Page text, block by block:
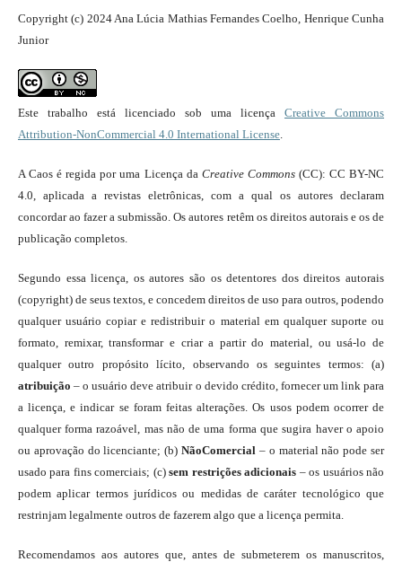
Copyright (c) 2024 Ana Lúcia Mathias Fernandes Coelho, Henrique Cunha
Junior
Este trabalho está licenciado sob uma licençaCreative Commons
Attribution-NonCommercial 4.0 International License.
A Caos é regida por uma Licença da Creative Commons(CC): CC BY-NC
4.0, aplicada a revistas eletrônicas, com a qual os autores declaram
concordar ao fazer a submissão. Os autores retêm os direitos autorais e os de
publicação completos.
Segundo essa licença, os autores são os detentores dos direitos autorais
(copyright) de seus textos, e concedem direitos de uso para outros, podendo
qualquer usuário copiar e redistribuir o material em qualquer suporte ou
formato, remixar, transformar e criar a partir do material, ou usá-lo de
qualquer outro propósito lícito, observando os seguintes termos: (a)
atribuição – o usuário deve atribuir o devido crédito, fornecer um link para
a licença, e indicar se foram feitas alterações. Os usos podem ocorrer de
qualquer forma razoável, mas não de uma forma que sugira haver o apoio
ou aprovação do licenciante; (b)NãoComercial – o material não pode ser
usado para fins comerciais; (c)sem restrições adicionais – os usuários não
podem aplicar termos jurídicos ou medidas de caráter tecnológico que
restrinjam legalmente outros de fazerem algo que a licença permita.
Recomendamos aos autores que, antes de submeterem os manuscritos,